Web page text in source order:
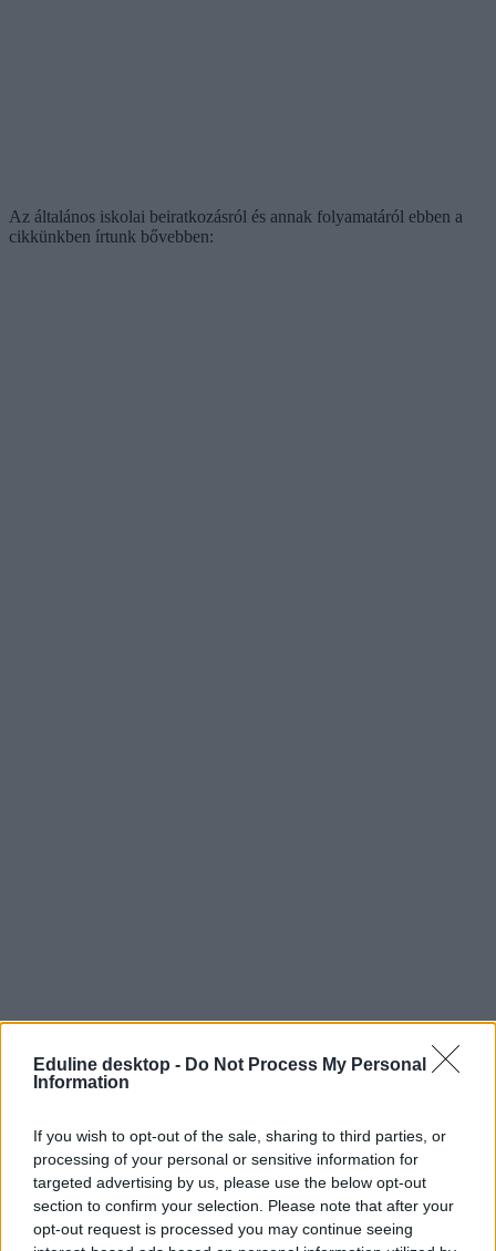
Eduline desktop - Do Not Process My Personal
Information
If you wish to opt-out of the sale, sharing to third parties, or
processing of your personal or sensitive information for
targeted advertising by us, please use the below opt-out
section to confirm your selection. Please note that after your
opt-out request is processed you may continue seeing
Az általános iskolai beiratkozásról és annak folyamatáról ebben a
cikkünkben írtunk bővebben: